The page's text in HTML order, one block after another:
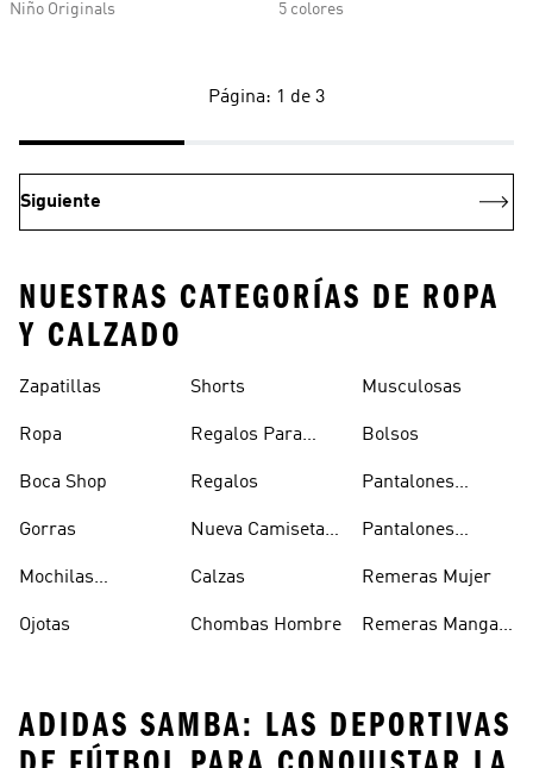
Niño Originals
5 colores
Página: 1 de 3
Siguiente
NUESTRAS CATEGORÍAS DE ROPA
Y CALZADO
Zapatillas
Ropa
Boca Shop
Gorras
Mochilas
Ojotas
Shorts
Regalos Para
Regalos
Nueva Camiseta
Calzas
Chombas Hombre
Musculosas
Bolsos
Pantalones
Hombre
Pantalones
Remeras Mujer
Remeras Manga
ADIDAS SAMBA: LAS DEPORTIVAS